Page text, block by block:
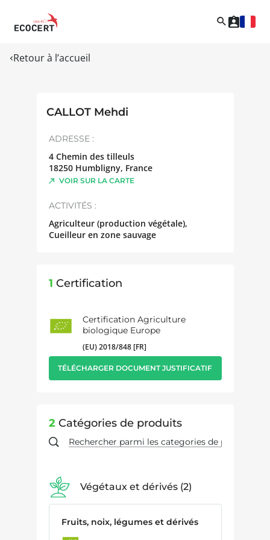
Retour à l’accueil
CALLOT Mehdi
ADRESSE :
4 Chemin des tilleuls
18250 Humbligny, France
VOIR SUR LA CARTE
ACTIVITÉS :
Agriculteur (production végétale),
Cueilleur en zone sauvage
1 Certification
Certification Agriculture
biologique Europe
(EU) 2018/848 [FR]
TÉLÉCHARGER DOCUMENT JUSTIFICATIF
2 Catégories de produits
Végétaux et dérivés 2
Fruits, noix, légumes et dérivés